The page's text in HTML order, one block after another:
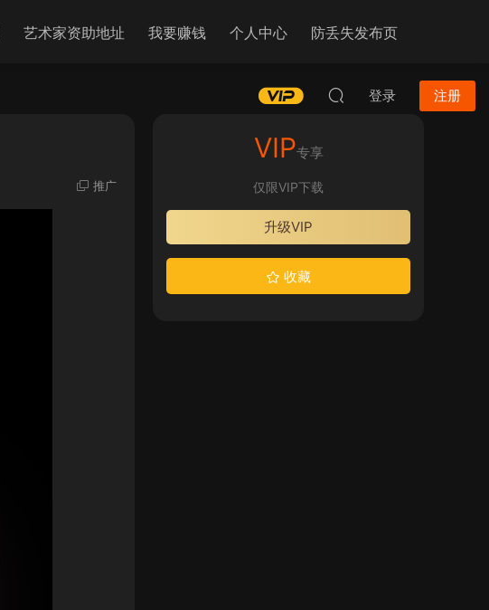
艺术家资助地址 我要赚钱 个人中心 防丢失发布页
登录 注册
推广
VIP专享
仅限VIP下载
升级VIP
收藏